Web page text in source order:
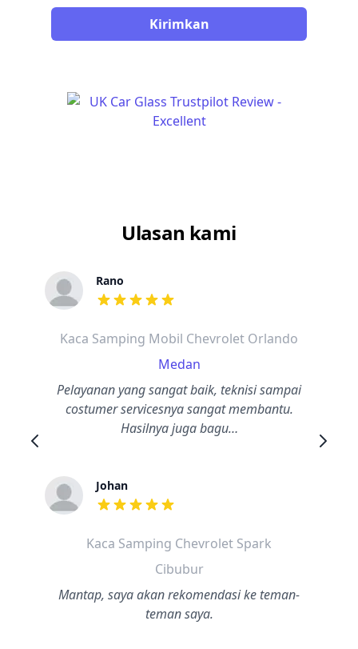
Kirimkan
Ulasan kami
Rano
dari ulasan adalah bintang lima
Kaca Samping Mobil Chevrolet Orlando
Medan
Pelayanan yang sangat baik, teknisi sampai
costumer servicesnya sangat membantu.
Hasilnya juga bagu…
Johan
dari ulasan adalah bintang lima
Kaca Samping Chevrolet Spark
Cibubur
Mantap, saya akan rekomendasi ke teman-
teman saya.